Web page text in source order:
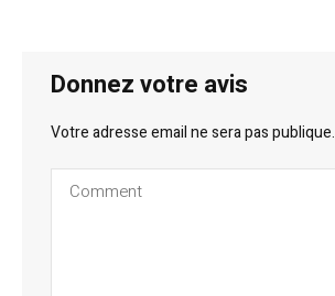
Donnez votre avis
Votre adresse email ne sera pas publique.